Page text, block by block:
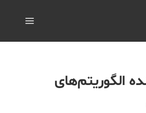
الگوریتم‌های